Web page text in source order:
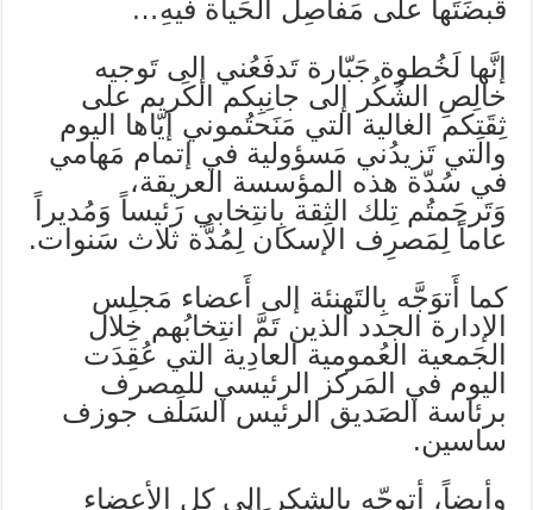
قبضَتَها على مَفاصِل الحَياة فيهِ…
إنَّها لَخُطوة جَبّارة تَدفَعُني إلى تَوجيه
خالِصِ الشُكُر إلى جانِبِكم الكَريم على
ثِقَتِكم الغالية التي مَنَحتُموني إيّاها اليوم
والتي تَزيدُني مَسؤولية في إتمام مَهامي
في سُدّة هذه المؤسسة العريقة،
وَتَرجَمتُم تِلك الثِقة بِانتِخابي رَئيساً وَمُديراً
عاماً لِمَصرِف الإسكان لِمُدَّة ثلاث سَنوات.
كما أَتوَجَّه بِالتَهنئة إلى أَعضاء مَجلِس
الإدارة الجدد الذين تَمَّ انتِخابُهم خِلال
الجَمعية العُمومية العادِية التي عُقِدَت
اليوم في المَركز الرئيسي للمصرف
برئاسة الصَديق الرئيس السَلَف جوزف
ساسين.
وأيضاً، أتوجّه بالشكر إلى كل الأعضاء